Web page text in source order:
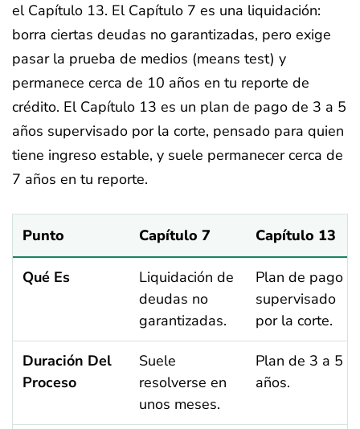
el Capítulo 13. El Capítulo 7 es una liquidación:
borra ciertas deudas no garantizadas, pero exige
pasar la prueba de medios (means test) y
permanece cerca de 10 años en tu reporte de
crédito. El Capítulo 13 es un plan de pago de 3 a 5
años supervisado por la corte, pensado para quien
tiene ingreso estable, y suele permanecer cerca de
7 años en tu reporte.
Punto Capítulo 7 Capítulo 13
Qué Es
Liquidación de
deudas no
garantizadas.
Plan de pago
supervisado
por la corte.
Duración Del
Proceso
Suele
resolverse en
unos meses.
Plan de 3 a 5
años.